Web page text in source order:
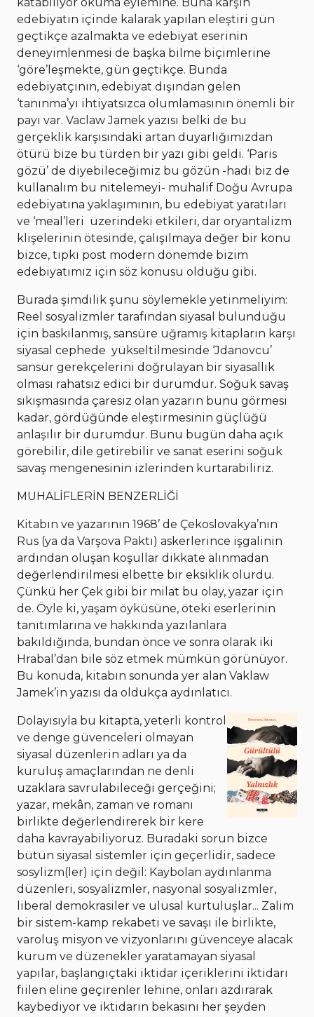
edebiyatın içinde kalarak yapılan eleştiri gün
geçtikçe azalmakta ve edebiyat eserinin
deneyimlenmesi de başka bilme biçimlerine
‘göre’leşmekte, gün geçtikçe. Bunda
edebiyatçının, edebiyat dışından gelen
‘tanınma’yı ihtiyatsızca olumlamasının önemli bir
payı var. Vaclaw Jamek yazısı belki de bu
gerçeklik karşısındaki artan duyarlığımızdan
ötürü bize bu türden bir yazı gibi geldi. ‘Paris
gözü’ de diyebileceğimiz bu gözün -hadi biz de
kullanalım bu nitelemeyi- muhalif Doğu Avrupa
edebiyatına yaklaşımının, bu edebiyat yaratıları
ve ‘meal’leri üzerindeki etkileri, dar oryantalizm
klişelerinin ötesinde, çalışılmaya değer bir konu
bizce, tıpkı post modern dönemde bizim
edebiyatımız için söz konusu olduğu gibi.
Burada şimdilik şunu söylemekle yetinmeliyim:
Reel sosyalizmler tarafından siyasal bulunduğu
için baskılanmış, sansüre uğramış kitapların karşı
siyasal cephede yükseltilmesinde ‘Jdanovcu’
sansür gerekçelerini doğrulayan bir siyasallık
olması rahatsız edici bir durumdur. Soğuk savaş
sıkışmasında çaresiz olan yazarın bunu görmesi
kadar, gördüğünde eleştirmesinin güçlüğü
anlaşılır bir durumdur. Bunu bugün daha açık
görebilir, dile getirebilir ve sanat eserini soğuk
savaş mengenesinin izlerinden kurtarabiliriz.
MUHALİFLERİN BENZERLİĞİ
Kitabın ve yazarının 1968’ de Çekoslovakya’nın
Rus (ya da Varşova Paktı) askerlerince işgalinin
ardından oluşan koşullar dikkate alınmadan
değerlendirilmesi elbette bir eksiklik olurdu.
Çünkü her Çek gibi bir milat bu olay, yazar için
de. Öyle ki, yaşam öyküsüne, öteki eserlerinin
tanıtımlarına ve hakkında yazılanlara
bakıldığında, bundan önce ve sonra olarak iki
Hrabal’dan bile söz etmek mümkün görünüyor.
Bu konuda, kitabın sonunda yer alan Vaklaw
Jamek’in yazısı da oldukça aydınlatıcı.
Dolayısıyla bu kitapta, yeterli kontrol
ve denge güvenceleri olmayan
siyasal düzenlerin adları ya da
kuruluş amaçlarından ne denli
uzaklara savrulabileceği gerçeğini;
yazar, mekân, zaman ve romanı
birlikte değerlendirerek bir kere
daha kavrayabiliyoruz. Buradaki sorun bizce
bütün siyasal sistemler için geçerlidir, sadece
sosylizm(ler) için değil: Kaybolan aydınlanma
düzenleri, sosyalizmler, nasyonal sosyalizmler,
liberal demokrasiler ve ulusal kurtuluşlar... Zalim
bir sistem-kamp rekabeti ve savaşı ile birlikte,
varoluş misyon ve vizyonlarını güvenceye alacak
kurum ve düzenekler yaratamayan siyasal
yapılar, başlangıçtaki iktidar içeriklerini iktidarı
fiilen eline geçirenler lehine, onları azdırarak
kaybediyor ve iktidarın bekasını her şeyden